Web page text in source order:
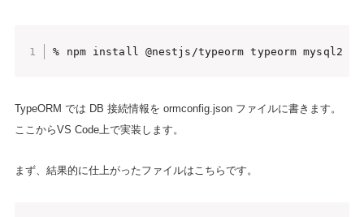
% npm install @nestjs/typeorm typeorm mysql2
TypeORM では DB 接続情報を ormconfig.json ファイルに書きます。
ここからVS Code上で実装します。
まず、結果的に仕上がったファイルはこちらです。